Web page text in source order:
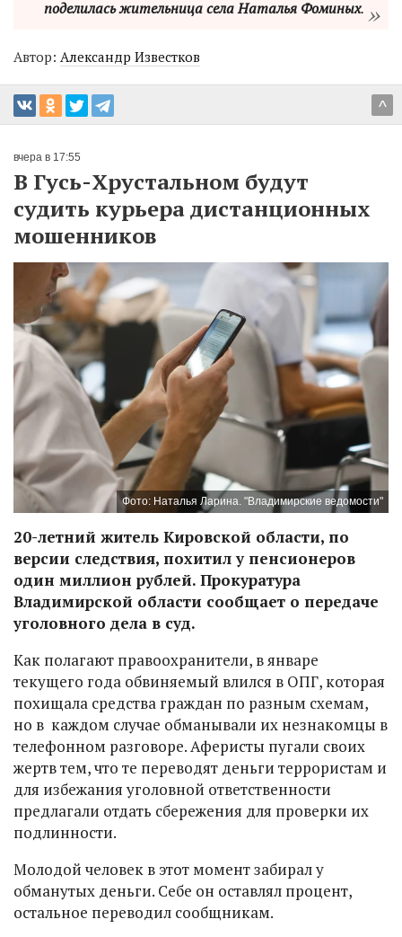
поделилась жительница села Наталья Фоминых.
Автор: Александр Известков
^
вчера в 17:55
В Гусь-Хрустальном будут
судить курьера дистанционных
мошенников
Фото: Наталья Ларина. "Владимирские ведомости"
20-летний житель Кировской области, по
версии следствия, похитил у пенсионеров
один миллион рублей. Прокуратура
Владимирской области сообщает о передаче
уголовного дела в суд.
Как полагают правоохранители, в январе
текущего года обвиняемый влился в ОПГ, которая
похищала средства граждан по разным схемам,
но в каждом случае обманывали их незнакомцы в
телефонном разговоре. Аферисты пугали своих
жертв тем, что те переводят деньги террористам и
для избежания уголовной ответственности
предлагали отдать сбережения для проверки их
подлинности.
Молодой человек в этот момент забирал у
обманутых деньги. Себе он оставлял процент,
остальное переводил сообщникам.